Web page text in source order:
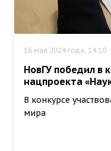
16 мая 2024 года, 14:10
НовГУ победил в
нацпроекта
В конкурсе
мира